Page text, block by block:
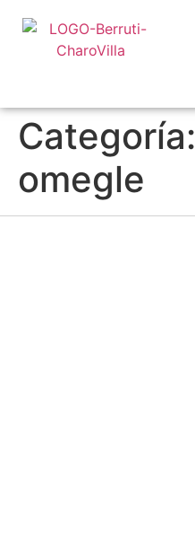
Categoría:
omegle